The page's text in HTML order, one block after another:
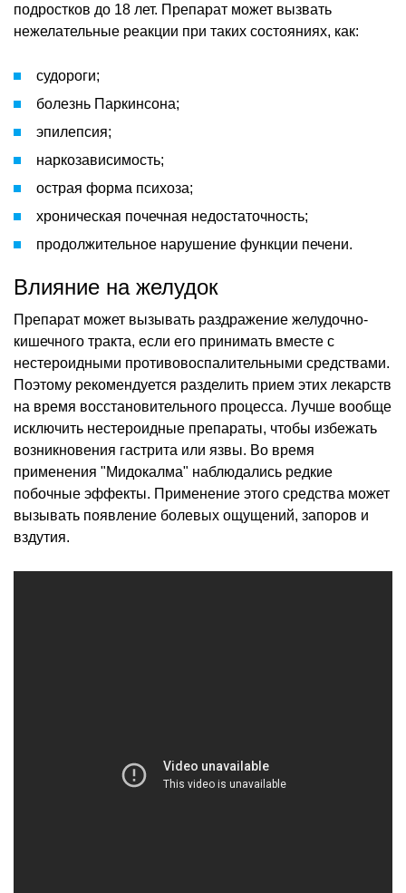
подростков до 18 лет. Препарат может вызвать
нежелательные реакции при таких состояниях, как:
судороги;
болезнь Паркинсона;
эпилепсия;
наркозависимость;
острая форма психоза;
хроническая почечная недостаточность;
продолжительное нарушение функции печени.
Влияние на желудок
Препарат может вызывать раздражение желудочно-
кишечного тракта, если его принимать вместе с
нестероидными противовоспалительными средствами.
Поэтому рекомендуется разделить прием этих лекарств
на время восстановительного процесса. Лучше вообще
исключить нестероидные препараты, чтобы избежать
возникновения гастрита или язвы. Во время
применения "Мидокалма" наблюдались редкие
побочные эффекты. Применение этого средства может
вызывать появление болевых ощущений, запоров и
вздутия.